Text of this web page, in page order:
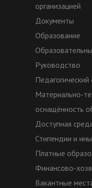
организацией
Документы
Образование
Руководство
Педагогический
Материально-
оснащённость
Доступная
Стипендии и
Платные
Финансово-
Вакантные